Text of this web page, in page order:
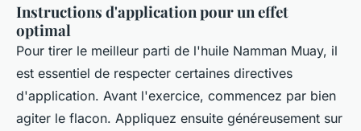
Instructions d'application pour un effet
optimal
Pour tirer le meilleur parti de l'huile Namman Muay, il
est essentiel de respecter certaines directives
d'application. Avant l'exercice, commencez par bien
agiter le flacon. Appliquez ensuite généreusement sur